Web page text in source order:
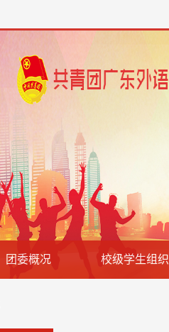
团委概况 校级学生组织